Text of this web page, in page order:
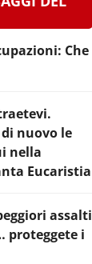
Che
nuovo le
nella
Eucaristia
assalti
proteggete i